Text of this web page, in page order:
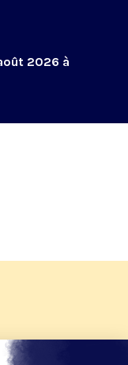
2026 à
2026 de KTO